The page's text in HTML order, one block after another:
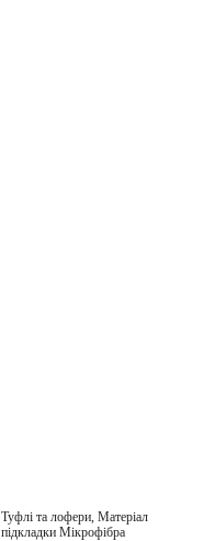
Туфлі та лофери, Матеріал
підкладки Мікрофібра